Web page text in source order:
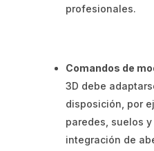
profesionales.
Comandos de
3D debe
disposición, por
paredes, suelos
integración de